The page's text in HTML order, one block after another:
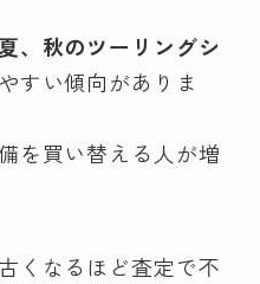
、秋のツーリングシ
すい傾向がありま
を買い替える人が増
くなるほど査定で不